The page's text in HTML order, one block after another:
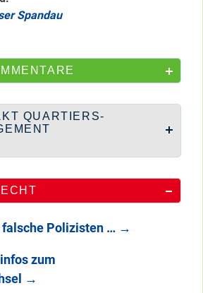
Spandau
QUARTIERS-
falsche Polizisten … →
zum
→